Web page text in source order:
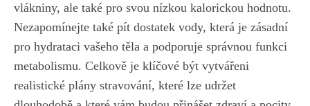
vlákniny, ale také pro svou nízkou kalorickou hodnotu.
⁤Nezapomínejte⁣ také ​pít dostatek ⁣vody,⁤ která⁣ je zásadní
pro hydrataci vašeho těla a⁢ podporuje správnou⁣ funkci
metabolismu. ⁣Celkově je⁤ klíčové​ být vytvářeni
‌realistické plány stravování, které lze udržet⁤